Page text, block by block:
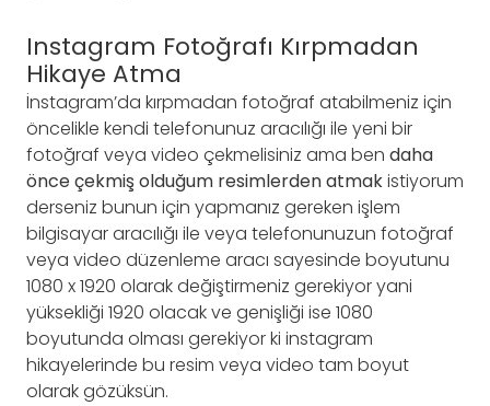
Instagram Fotoğrafı Kırpmadan
Hikaye Atma
İnstagram’da kırpmadan fotoğraf atabilmeniz için
öncelikle kendi telefonunuz aracılığı ile yeni bir
fotoğraf veya video çekmelisiniz ama ben daha
önce çekmiş olduğum resimlerden atmakistiyorum
derseniz bunun için yapmanız gereken işlem
bilgisayar aracılığı ile veya telefonunuzun fotoğraf
veya video düzenleme aracı sayesinde boyutunu
1080 x 1920 olarak değiştirmeniz gerekiyor yani
yüksekliği 1920 olacak ve genişliği ise 1080
boyutunda olması gerekiyor ki instagram
hikayelerinde bu resim veya video tam boyut
olarak gözüksün.